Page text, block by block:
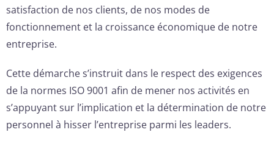
satisfaction de nos clients, de nos modes de
fonctionnement et la croissance économique de notre
entreprise.
Cette démarche s’instruit dans le respect des exigences
de la normes ISO 9001 afin de mener nos activités en
s’appuyant sur l’implication et la détermination de notre
personnel à hisser l’entreprise parmi les leaders.